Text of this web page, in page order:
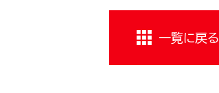
一覧に戻る